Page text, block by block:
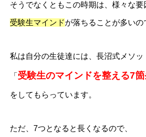
そうでなくともこの時期は、様々な要
受験生マインドが落ちることが多いの
私は自分の生徒達には、長沼式メソッ
「 受験生のマインドを整える7
をしてもらっています。
ただ、7つとなると長くなるので、